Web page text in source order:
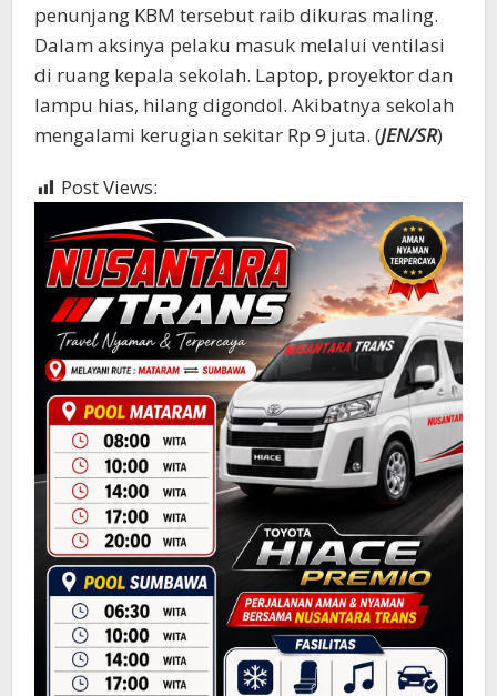
penunjang KBM tersebut raib dikuras maling.
Dalam aksinya pelaku masuk melalui ventilasi
di ruang kepala sekolah. Laptop, proyektor dan
lampu hias, hilang digondol. Akibatnya sekolah
mengalami kerugian sekitar Rp 9 juta. (JEN/SR)
Post Views: